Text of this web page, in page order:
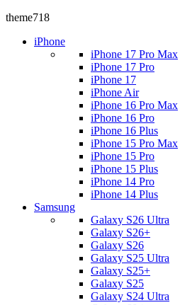
theme718
iPhone
iPhone 17 Pro Max
iPhone 17 Pro
iPhone 17
iPhone Air
iPhone 16 Pro Max
iPhone 16 Pro
iPhone 16 Plus
iPhone 15 Pro Max
iPhone 15 Pro
iPhone 15 Plus
iPhone 14 Pro
iPhone 14 Plus
Samsung
Galaxy S26 Ultra
Galaxy S26+
Galaxy S26
Galaxy S25 Ultra
Galaxy S25+
Galaxy S25
Galaxy S24 Ultra